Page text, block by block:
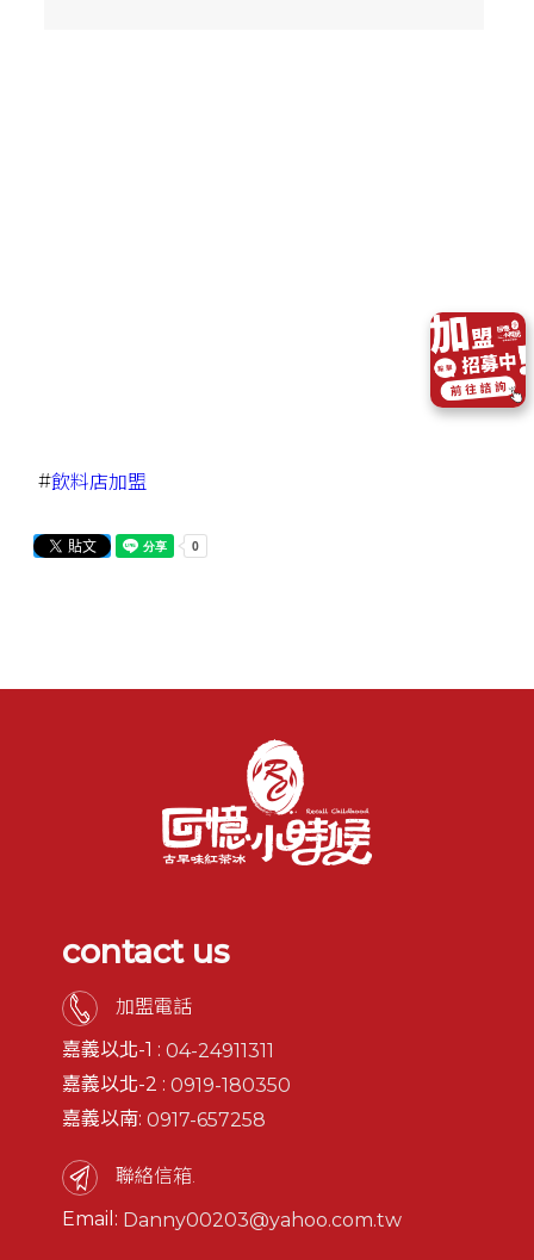
#飲料店加盟
contact us
加盟電話
嘉義以北-1 :04-24911311
嘉義以北-2 :0919-180350
嘉義以南:0917-657258
聯絡信箱.
Email: Danny00203@yahoo.com.tw